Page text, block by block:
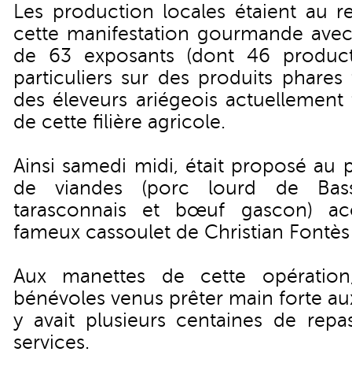
Les production locales étaient au
cette manifestation gourmande
de 63 exposants (dont 46
particuliers sur des produits
des éleveurs ariégeois
de cette filière agricole.
Ainsi samedi midi, était proposé au
de viandes (porc lourd de
tarasconnais et bœuf gascon)
fameux cassoulet de Christian Fontès
Aux manettes de cette
bénévoles venus prêter main forte
y avait plusieurs centaines de
services.